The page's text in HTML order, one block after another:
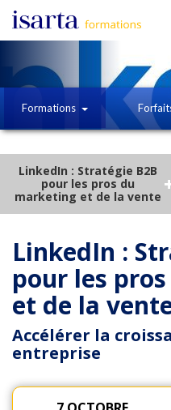
Formations
LinkedIn : Stratégie B2B
pour les pros du
marketing et de la vente
LinkedIn :
pour les
et de la
Accélérer la
entreprise